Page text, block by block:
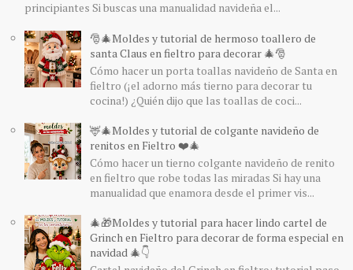
principiantes Si buscas una manualidad navideña el...
🎅🎄Moldes y tutorial de hermoso toallero de
santa Claus en fieltro para decorar 🎄🎅
Cómo hacer un porta toallas navideño de Santa en
fieltro (¡el adorno más tierno para decorar tu
cocina!) ¿Quién dijo que las toallas de coci...
🦌🎄Moldes y tutorial de colgante navideño de
renitos en Fieltro ❤️🎄
Cómo hacer un tierno colgante navideño de renito
en fieltro que robe todas las miradas Si hay una
manualidad que enamora desde el primer vis...
🎄🎁Moldes y tutorial para hacer lindo cartel de
Grinch en Fieltro para decorar de forma especial en
navidad 🎄👇